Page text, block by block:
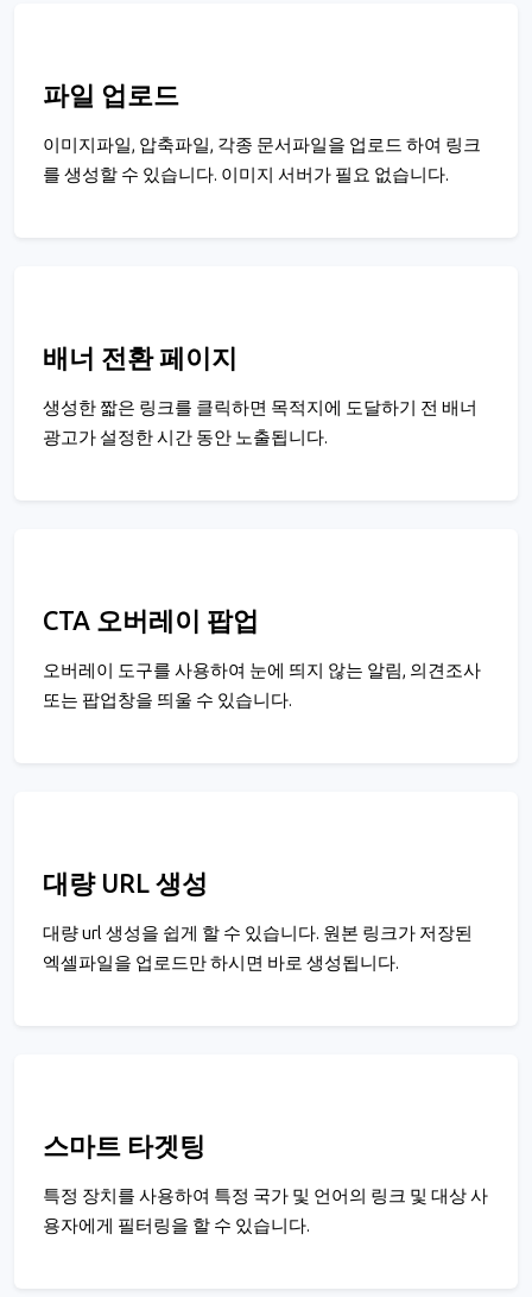
파일 업로드
이미지파일, 압축파일, 각종 문서파일을 업로드 하여 링크
를 생성할 수 있습니다. 이미지 서버가 필요 없습니다.
배너 전환 페이지
생성한 짧은 링크를 클릭하면 목적지에 도달하기 전 배너
광고가 설정한 시간 동안 노출됩니다.
CTA 오버레이 팝업
오버레이 도구를 사용하여 눈에 띄지 않는 알림, 의견조사
또는 팝업창을 띄울 수 있습니다.
대량 URL 생성
대량 url 생성을 쉽게 할 수 있습니다. 원본 링크가 저장된
엑셀파일을 업로드만 하시면 바로 생성됩니다.
스마트 타겟팅
특정 장치를 사용하여 특정 국가 및 언어의 링크 및 대상 사
용자에게 필터링을 할 수 있습니다.